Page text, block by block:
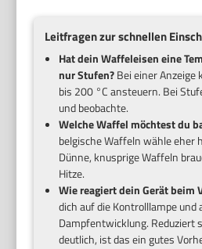
Leitfragen zur schnellen
Hat dein Waffeleisen eine
nur Stufen?Bei einer Anzeige
bis 200 °C ansteuern. Bei
und beobachte.
Welche Waffel möchtest du
belgische Waffeln wähle eher
Dünne, knusprige Waffeln
Hitze.
Wie reagiert dein Gerät beim
dich auf die Kontrolllampe und
Dampfentwicklung. Reduziert
deutlich, ist das ein gutes